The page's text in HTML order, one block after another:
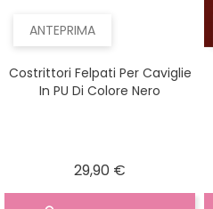
ANTEPRIMA
Costrittori Felpati Per Caviglie
In PU Di Colore Nero
29,90 €